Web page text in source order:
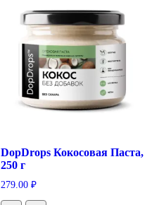
DopDrops Кокосовая Паста,
250 г
279.00 ₽